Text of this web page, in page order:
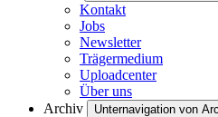
Kontakt
Jobs
Newsletter
Trägermedium
Uploadcenter
Über uns
Archiv
Unternavigation von